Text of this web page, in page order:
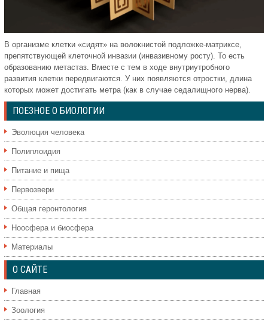
В организме клетки «сидят» на волокнистой подложке-матриксе,
препятствующей клеточной инвазии (инвазивному росту). То есть
образованию метастаз. Вместе с тем в ходе внутриутробного
развития клетки передвигаются. У них появляются отростки, длина
которых может достигать метра (как в случае седалищного нерва).
ПОЕЗНОЕ О БИОЛОГИИ
Эволюция человека
Полиплоидия
Питание и пища
Первозвери
Общая геронтология
Ноосфера и биосфера
Материалы
О САЙТЕ
Главная
Зоология